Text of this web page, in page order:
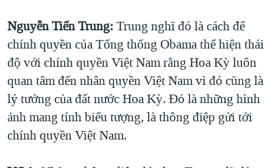
Nguyễn Tiến Trung: Trung nghĩ đó là cách để
chính quyền của Tổng thống Obama thể hiện thái
độ với chính quyền Việt Nam rằng Hoa Kỳ luôn
quan tâm đến nhân quyền Việt Nam vì đó cũng là
lý tưởng của đất nước Hoa Kỳ. Đó là những hình
ảnh mang tính biểu tượng, là thông điệp gửi tới
chính quyền Việt Nam.